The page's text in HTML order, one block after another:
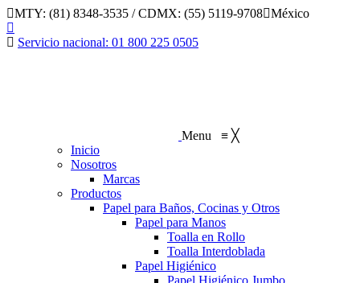
Saltar
al
contenido
MTY: (81) 8348-3535 / CDMX: (55) 5119-9708 México
page
Servicio nacional: 01 800 225 0505
Menu ≡ ╳
Inicio
Nosotros
Marcas
Productos
Papel para Baños, Cocinas y Otros
Papel para Manos
Toalla en Rollo
Toalla Interdoblada
Papel Higiénico
Papel Higiénico Jumbo